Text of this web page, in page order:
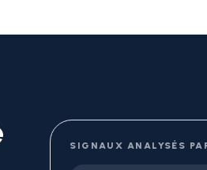
SIGNAUX ANALYSÉS